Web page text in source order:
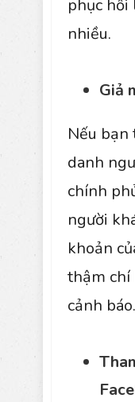
phục hồi
nhiều.
Giả
Nếu bạn
danh
chính
người
khoản
thậm chí
cảnh báo.